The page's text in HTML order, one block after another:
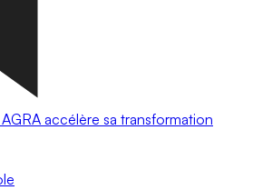
accélère sa transformation